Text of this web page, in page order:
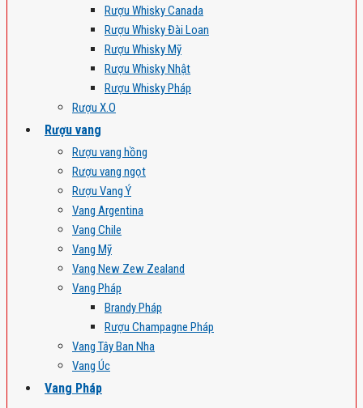
Rượu Whisky Canada
Rượu Whisky Đài Loan
Rượu Whisky Mỹ
Rượu Whisky Nhật
Rượu Whisky Pháp
Rượu X.O
Rượu vang
Rượu vang hồng
Rượu vang ngọt
Rượu Vang Ý
Vang Argentina
Vang Chile
Vang Mỹ
Vang New Zew Zealand
Vang Pháp
Brandy Pháp
Rượu Champagne Pháp
Vang Tây Ban Nha
Vang Úc
Vang Pháp